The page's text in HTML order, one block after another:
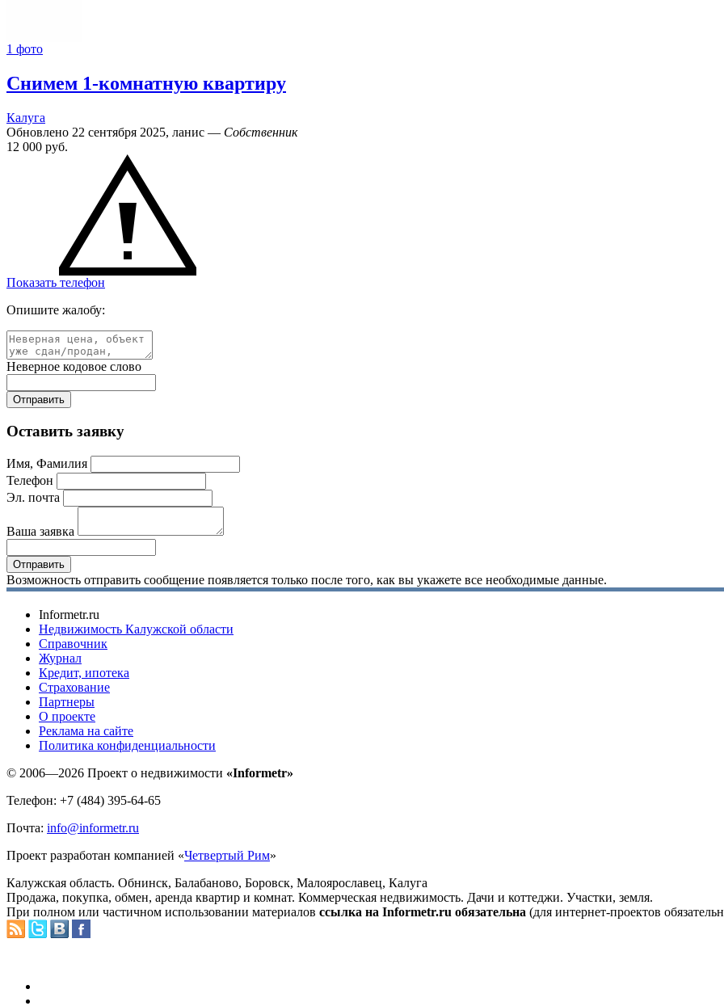
1 фото
Снимем 1-комнатную квартиру
Калуга
Обновлено 22 сентября 2025, ланис — Собственник
12 000 руб.
Показать телефон
Опишите жалобу:
Неверное кодовое слово
Оставить заявку
Имя, Фамилия
Телефон
Эл. почта
Ваша заявка
Возможность отправить сообщение появляется только после того, как вы укажете все необходимые данные.
Informetr.ru
Недвижимость Калужской области
Справочник
Журнал
Кредит, ипотека
Страхование
Партнеры
O проекте
Реклама на сайте
Политика конфиденциальности
© 2006—2026 Проект о недвижимости «Informetr»
Телефон: +7 (484) 395-64-65
Почта: info@informetr.ru
Проект разработан компанией «Четвертый Рим»
Калужская область. Обнинск, Балабаново, Боровск, Малоярославец, Калуга
Продажа, покупка, обмен, аренда квартир и комнат. Коммерческая недвижимость. Дачи и коттеджи. Участки, земля.
При полном или частичном использовании материалов ссылка на Informetr.ru обязательна (для интернет-проектов